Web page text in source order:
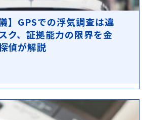
】GPSでの浮気調査は違
ク、証拠能力の限界を金
偵が解説